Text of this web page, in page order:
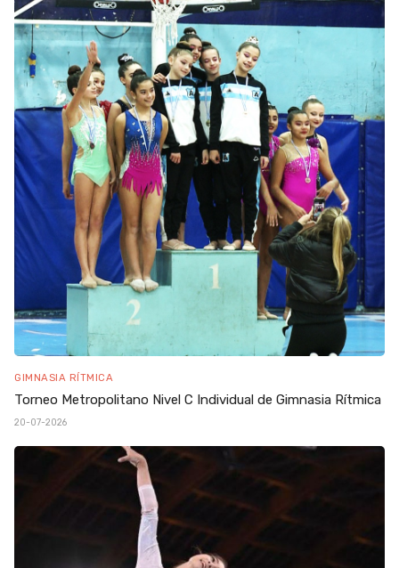
GIMNASIA RÍTMICA
Torneo Metropolitano Nivel C Individual de Gimnasia Rítmica
20-07-2026